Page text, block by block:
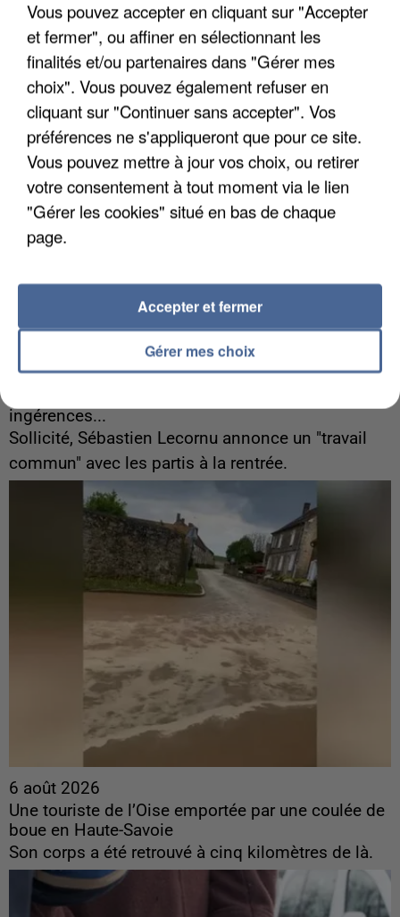
Un cofondateur du réseau avait été interpellé
quelques jours plus tôt.
6 août 2026
ingérences...
Sollicité, Sébastien Lecornu annonce un "travail
commun" avec les partis à la rentrée.
6 août 2026
Une touriste de l’Oise emportée par une coulée de
boue en Haute-Savoie
Son corps a été retrouvé à cinq kilomètres de là.
Vous pouvez accepter en cliquant sur "Accepter
et fermer", ou affiner en sélectionnant les
finalités et/ou partenaires dans "Gérer mes
choix". Vous pouvez également refuser en
cliquant sur "Continuer sans accepter". Vos
préférences ne s'appliqueront que pour ce site.
Vous pouvez mettre à jour vos choix, ou retirer
votre consentement à tout moment via le lien
"Gérer les cookies" situé en bas de chaque
page.
Gérer mes choix
Accepter et fermer